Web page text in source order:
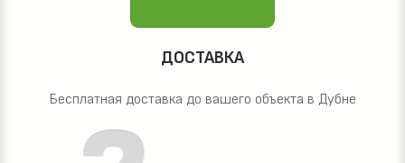
ДОСТАВКА
Бесплатная доставка до вашего объекта в Дубне